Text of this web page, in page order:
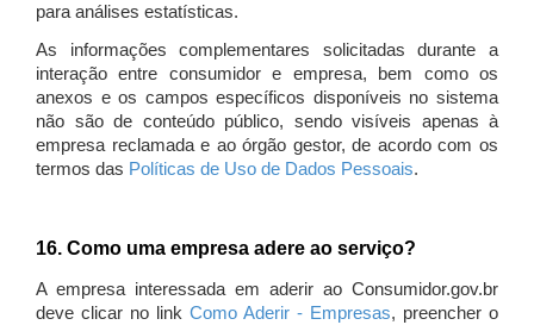
para análises estatísticas.
As informações complementares solicitadas durante a
interação entre consumidor e empresa, bem como os
anexos e os campos específicos disponíveis no sistema
não são de conteúdo público, sendo visíveis apenas à
empresa reclamada e ao órgão gestor, de acordo com os
termos das Políticas de Uso de Dados Pessoais.
16. Como uma empresa adere ao serviço?
A empresa interessada em aderir ao Consumidor.gov.br
deve clicar no link Como Aderir - Empresas, preencher o